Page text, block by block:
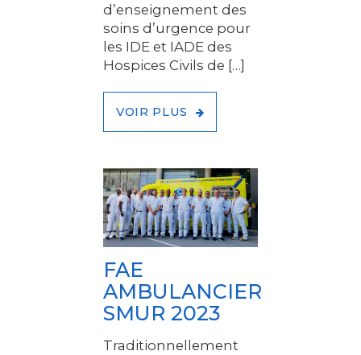
d’enseignement des
soins d’urgence pour
les IDE et IADE des
Hospices Civils de […]
VOIR PLUS
FAE
AMBULANCIER
SMUR 2023
Traditionnellement